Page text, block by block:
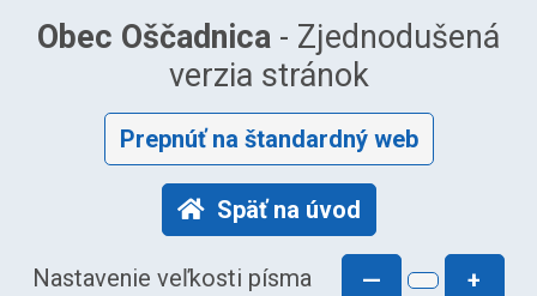
Obec Oščadnica - Zjednodušená
verzia stránok
Prepnúť na štandardný web
Späť na úvod
Nastavenie veľkosti písma — +